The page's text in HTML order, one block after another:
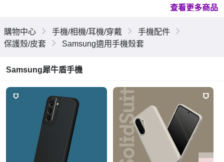
查看更多商品
購物中心 手機/相機/耳機/穿戴
手機配件
保護殼/皮套
Samsung適用手機殼套
Samsung犀牛盾手機